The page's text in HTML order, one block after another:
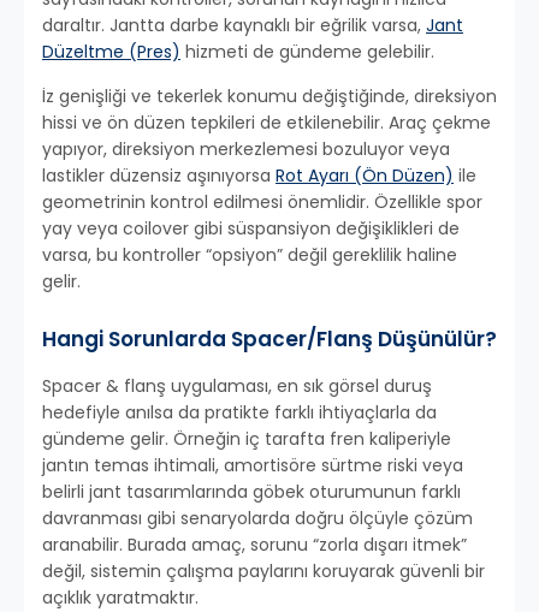
daraltır. Jantta darbe kaynaklı bir eğrilik varsa, Jant
Düzeltme (Pres) hizmeti de gündeme gelebilir.
İz genişliği ve tekerlek konumu değiştiğinde, direksiyon
hissi ve ön düzen tepkileri de etkilenebilir. Araç çekme
yapıyor, direksiyon merkezlemesi bozuluyor veya
lastikler düzensiz aşınıyorsa Rot Ayarı (Ön Düzen) ile
geometrinin kontrol edilmesi önemlidir. Özellikle spor
yay veya coilover gibi süspansiyon değişiklikleri de
varsa, bu kontroller “opsiyon” değil gereklilik haline
gelir.
Hangi Sorunlarda Spacer/Flanş Düşünülür?
Spacer & flanş uygulaması, en sık görsel duruş
hedefiyle anılsa da pratikte farklı ihtiyaçlarla da
gündeme gelir. Örneğin iç tarafta fren kaliperiyle
jantın temas ihtimali, amortisöre sürtme riski veya
belirli jant tasarımlarında göbek oturumunun farklı
davranması gibi senaryolarda doğru ölçüyle çözüm
aranabilir. Burada amaç, sorunu “zorla dışarı itmek”
değil, sistemin çalışma paylarını koruyarak güvenli bir
açıklık yaratmaktır.